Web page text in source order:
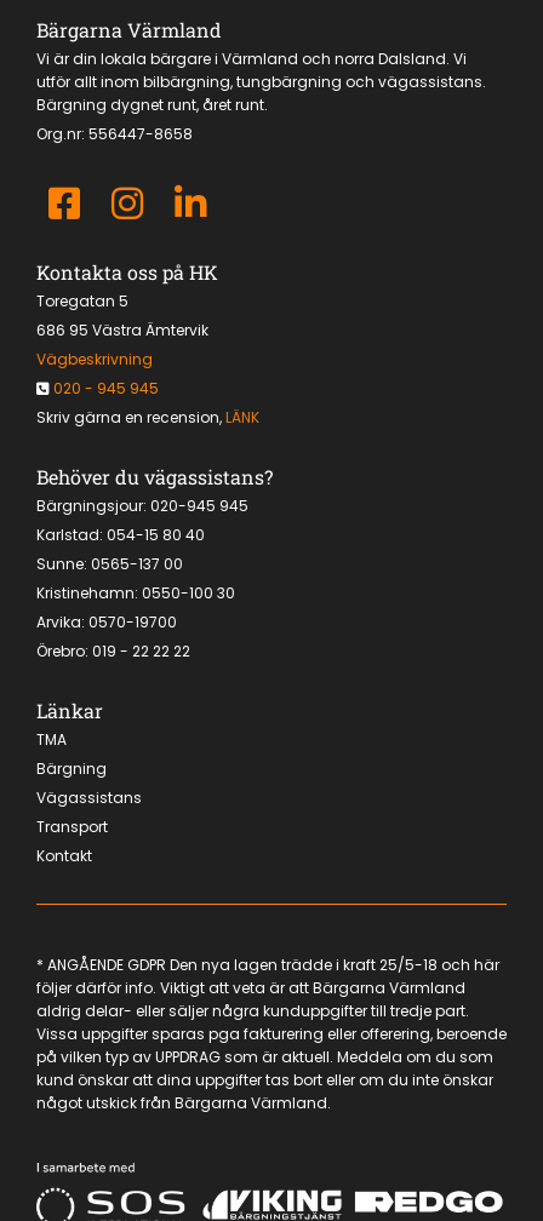
Bärgarna Värmland
Vi är din lokala bärgare i Värmland och norra Dalsland. Vi
utför allt inom bilbärgning, tungbärgning och vägassistans.
Bärgning dygnet runt, året runt.
Org.nr: 556447-8658
Kontakta oss på HK
Toregatan 5
686 95 Västra Ämtervik
Vägbeskrivning
 020 - 945 945
Skriv gärna en recension,LÄNK
Behöver du vägassistans?
Bärgningsjour: 020-945 945
Karlstad: 054-15 80 40
Sunne: 0565-137 00
Kristinehamn: 0550-100 30
Arvika: 0570-19700
Örebro: 019 - 22 22 22
Länkar
TMA
Bärgning
Vägassistans
Transport
Kontakt
* ANGÅENDE GDPR Den nya lagen trädde i kraft 25/5-18 och här
följer därför info. Viktigt att veta är att Bärgarna Värmland
aldrig delar- eller säljer några kunduppgifter till tredje part.
Vissa uppgifter sparas pga fakturering eller offerering, beroende
på vilken typ av UPPDRAG som är aktuell. Meddela om du som
kund önskar att dina uppgifter tas bort eller om du inte önskar
något utskick från Bärgarna Värmland.